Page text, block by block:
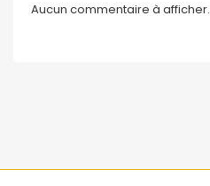
Aucun commentaire à afficher.